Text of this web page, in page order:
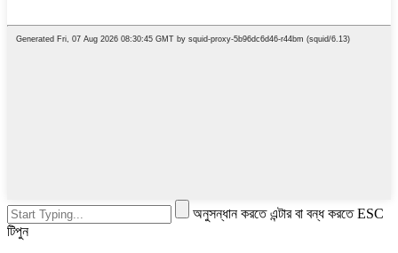
অনুসন্ধান করতে এন্টার বা বন্ধ করতে ESC
টিপুন